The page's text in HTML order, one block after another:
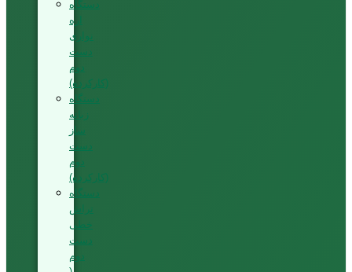
دستگاه
اره
نواری
دست
دوم
(کارکرده)
دستگاه
زبانه
ساز
دست
دوم
(کارکرده)
دستگاه
تراش
خطی
دست
دوم